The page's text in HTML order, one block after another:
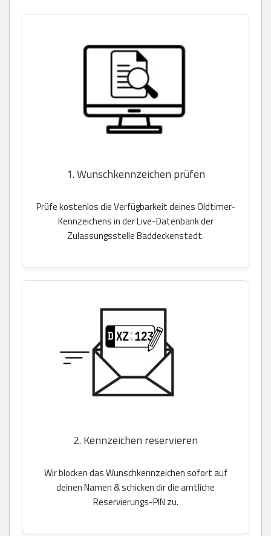
1. Wunschkennzeichen prüfen
Prüfe kostenlos die Verfügbarkeit deines Oldtimer-
Kennzeichens in der Live-Datenbank der
Zulassungsstelle Baddeckenstedt.
2. Kennzeichen reservieren
Wir blocken das Wunschkennzeichen sofort auf
deinen Namen & schicken dir die amtliche
Reservierungs-PIN zu.